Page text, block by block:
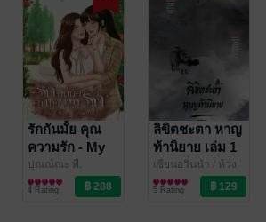
รักกันมั้ย คุณ
ความรัก - My
Love, Again?
ปุณณ์ณะ พี.
นิยาย Girl
Love/Yuri
4 Rating
ลิขิตชะตา หาญ
ท้านิยาย เล่ม 1
เซียนอวิ๋นน๋า / ห้วง
นิยายรักจีนโบราณ
5 Rating